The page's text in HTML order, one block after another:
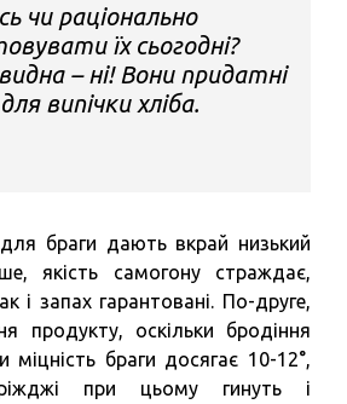
чи раціонально
їх сьогодні?
– ні! Вони придатні
випічки хліба.
браги дають вкрай низький
якість самогону страждає,
і запах гарантовані. По-друге,
продукту, оскільки бродіння
міцність браги досягає 10-12°,
при цьому гинуть і